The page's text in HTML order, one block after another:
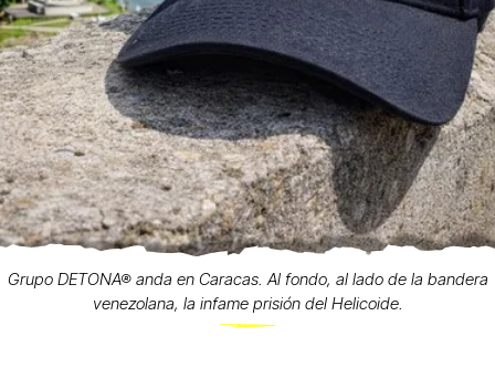
Grupo DETONA® anda en Caracas. Al fondo, al lado de la bandera
venezolana, la infame prisión del Helicoide.